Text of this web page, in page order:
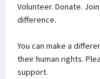
Volunteer. Donate.
difference.
You can make a
their human rights.
support.